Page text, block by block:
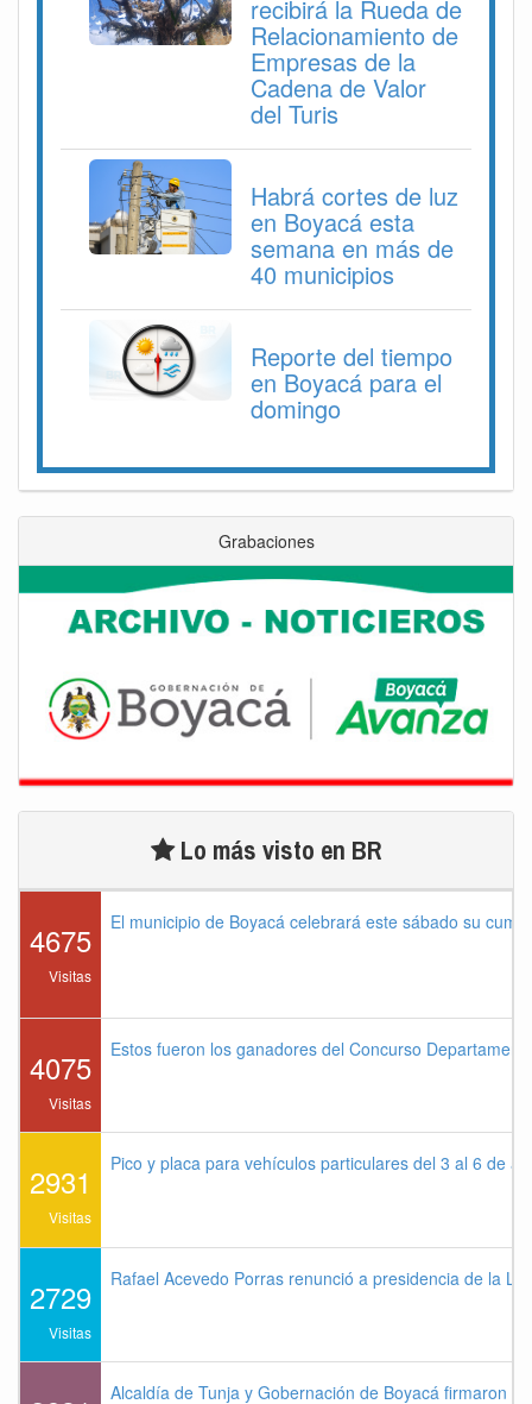
recibirá la Rueda de
Relacionamiento de
Empresas de la
Cadena de Valor
del Turis
Habrá cortes de luz
en Boyacá esta
semana en más de
40 municipios
Reporte del tiempo
en Boyacá para el
domingo
Grabaciones
Lo más visto en BR
4675
Visitas
El municipio de Boyacá celebrará este sábado su
4075
Visitas
Estos fueron los ganadores del Concurso
2931
Visitas
Pico y placa para vehículos particulares del 3 al 6 de
2729
Visitas
Rafael Acevedo Porras renunció a presidencia de la
Alcaldía de Tunja y Gobernación de Boyacá firmaron